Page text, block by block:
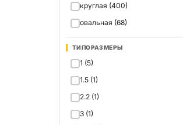
круглая (400)
овальная (68)
ТИПОРАЗМЕРЫ
1 (5)
1.5 (1)
2.2 (1)
3 (1)